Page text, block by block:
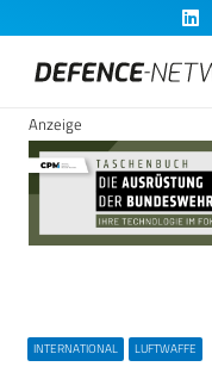
Anzeige
INTERNATIONAL LUFTWAFFE